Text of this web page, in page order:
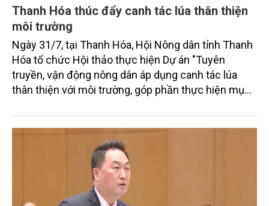
Thanh Hóa thúc đẩy canh tác lúa thân thiện
môi trường
Ngày 31/7, tại Thanh Hóa, Hội Nông dân tỉnh Thanh
Hóa tổ chức Hội thảo thực hiện Dự án "Tuyên
truyền, vận động nông dân áp dụng canh tác lúa
thân thiện với môi trường, góp phần thực hiện mục
trình thu hút sự tham gia của đông đảo đại biểu đến
từ các cơ quan quản lý nhà nước, đơn vị nghiên cứu,
doanh nghiệp, hợp tác xã và nông dân đang trực
tiếp triển khai mô hình sản xuất lúa phát thải thấp.